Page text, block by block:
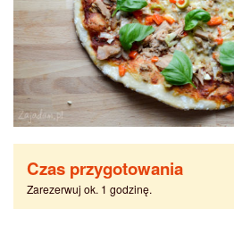
Czas przygotowania
Zarezerwuj ok. 1 godzinę.